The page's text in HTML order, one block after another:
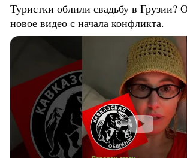
Туристки облили свадьбу в Грузии?
новое видео с начала конфликта.